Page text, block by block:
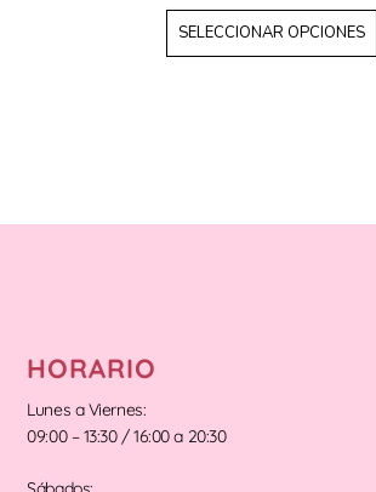
SELECCIONAR OPCIONES
HORARIO
Lunes a Viernes:
09:00 – 13:30 / 16:00 a 20:30